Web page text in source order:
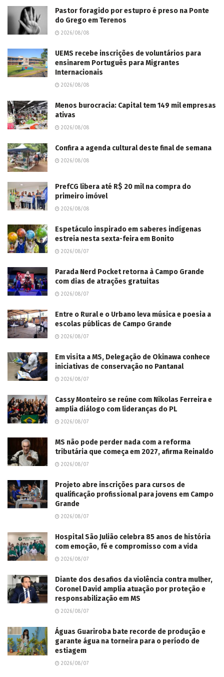
Pastor foragido por estupro é preso na Ponte
do Grego em Terenos
2026/08/08
UEMS recebe inscrições de voluntários para
ensinarem Português para Migrantes
Internacionais
2026/08/08
Menos burocracia: Capital tem 149 mil empresas
ativas
2026/08/08
Confira a agenda cultural deste final de semana
2026/08/08
PrefCG libera até R$ 20 mil na compra do
primeiro imóvel
2026/08/08
Espetáculo inspirado em saberes indígenas
estreia nesta sexta-feira em Bonito
2026/08/07
Parada Nerd Pocket retorna à Campo Grande
com dias de atrações gratuitas
2026/08/07
Entre o Rural e o Urbano leva música e poesia a
escolas públicas de Campo Grande
2026/08/07
Em visita a MS, Delegação de Okinawa conhece
iniciativas de conservação no Pantanal
2026/08/07
Cassy Monteiro se reúne com Nikolas Ferreira e
amplia diálogo com lideranças do PL
2026/08/07
MS não pode perder nada com a reforma
tributária que começa em 2027, afirma Reinaldo
2026/08/07
Projeto abre inscrições para cursos de
qualificação profissional para jovens em Campo
Grande
2026/08/07
Hospital São Julião celebra 85 anos de história
com emoção, fé e compromisso com a vida
2026/08/07
Diante dos desafios da violência contra mulher,
Coronel David amplia atuação por proteção e
responsabilização em MS
2026/08/07
Águas Guariroba bate recorde de produção e
garante água na torneira para o período de
estiagem
2026/08/07